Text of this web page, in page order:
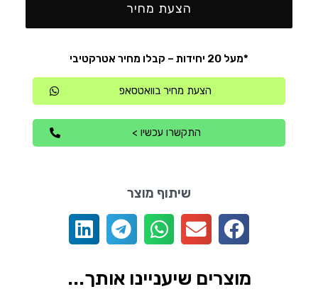
הצעת מחיר
*מעל 20 יחידות – קבלו מחיר אטרקטיבי
הצעת מחיר בוואטסאפ
התקשרו עכשיו >
שיתוף מוצר
מוצרים שיעניינו אותך...